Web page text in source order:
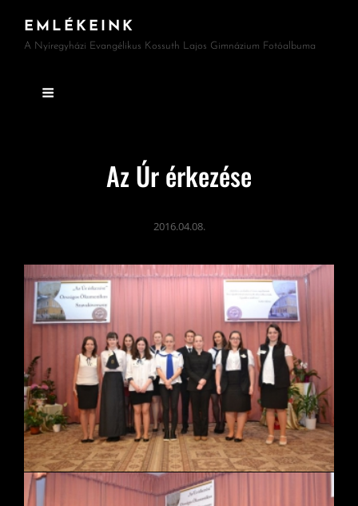
EMLÉKEINK
A Nyíregyházi Evangélikus Kossuth Lajos Gimnázium Fotóalbuma
Az Úr érkezése
2016.04.08.